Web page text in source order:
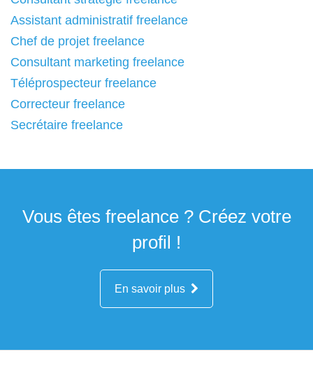
Assistant administratif freelance
Chef de projet freelance
Consultant marketing freelance
Téléprospecteur freelance
Correcteur freelance
Secrétaire freelance
Vous êtes freelance ? Créez votre
profil !
En savoir plus